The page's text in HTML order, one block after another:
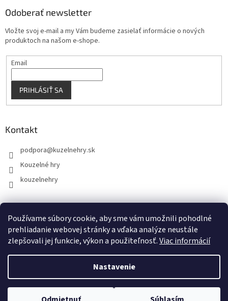
Používame súbory cookie, aby sme vám umožnili pohodlné
prehliadanie webovej stránky a vďaka analýze neustále
zlepšovali jej funkcie, výkon a použiteľnosť.Viac informácií
Nastavenie
Odoberať newsletter
Vložte svoj e-mail a my Vám budeme zasielať informácie o nových
produktoch na našom e-shope.
Email
PRIHLÁSIŤ SA
Kontakt
podpora@kuzelnehry.sk
Kouzelné hry
kouzelnehry
KouzelneHry.cz Gamebrand.sk
Vytvoril Shoptet